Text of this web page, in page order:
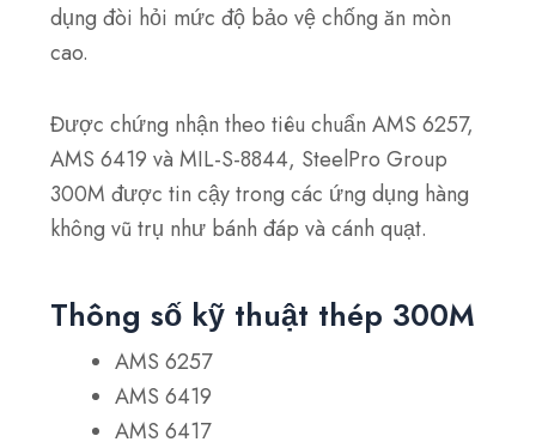
dụng đòi hỏi mức độ bảo vệ chống ăn mòn
cao.
Được chứng nhận theo tiêu chuẩn AMS 6257,
AMS 6419 và MIL-S-8844, SteelPro Group
300M được tin cậy trong các ứng dụng hàng
không vũ trụ như bánh đáp và cánh quạt.
Thông số kỹ thuật thép 300M
AMS 6257
AMS 6419
AMS 6417